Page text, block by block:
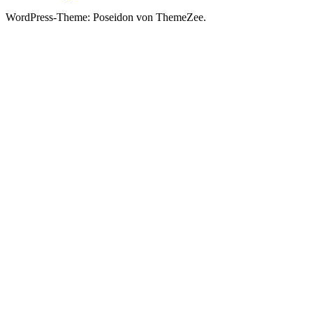
WordPress-Theme: Poseidon von ThemeZee.